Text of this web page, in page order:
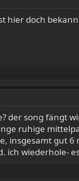
hier doch
der song fängt
ruhige
insgesamt gut
ich wiederhole-